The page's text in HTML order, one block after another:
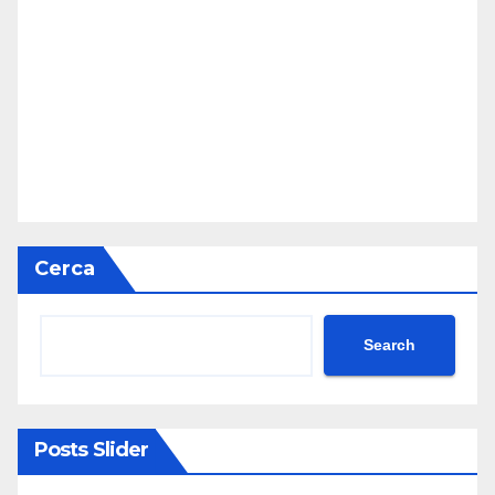
Cerca
Search
Posts Slider